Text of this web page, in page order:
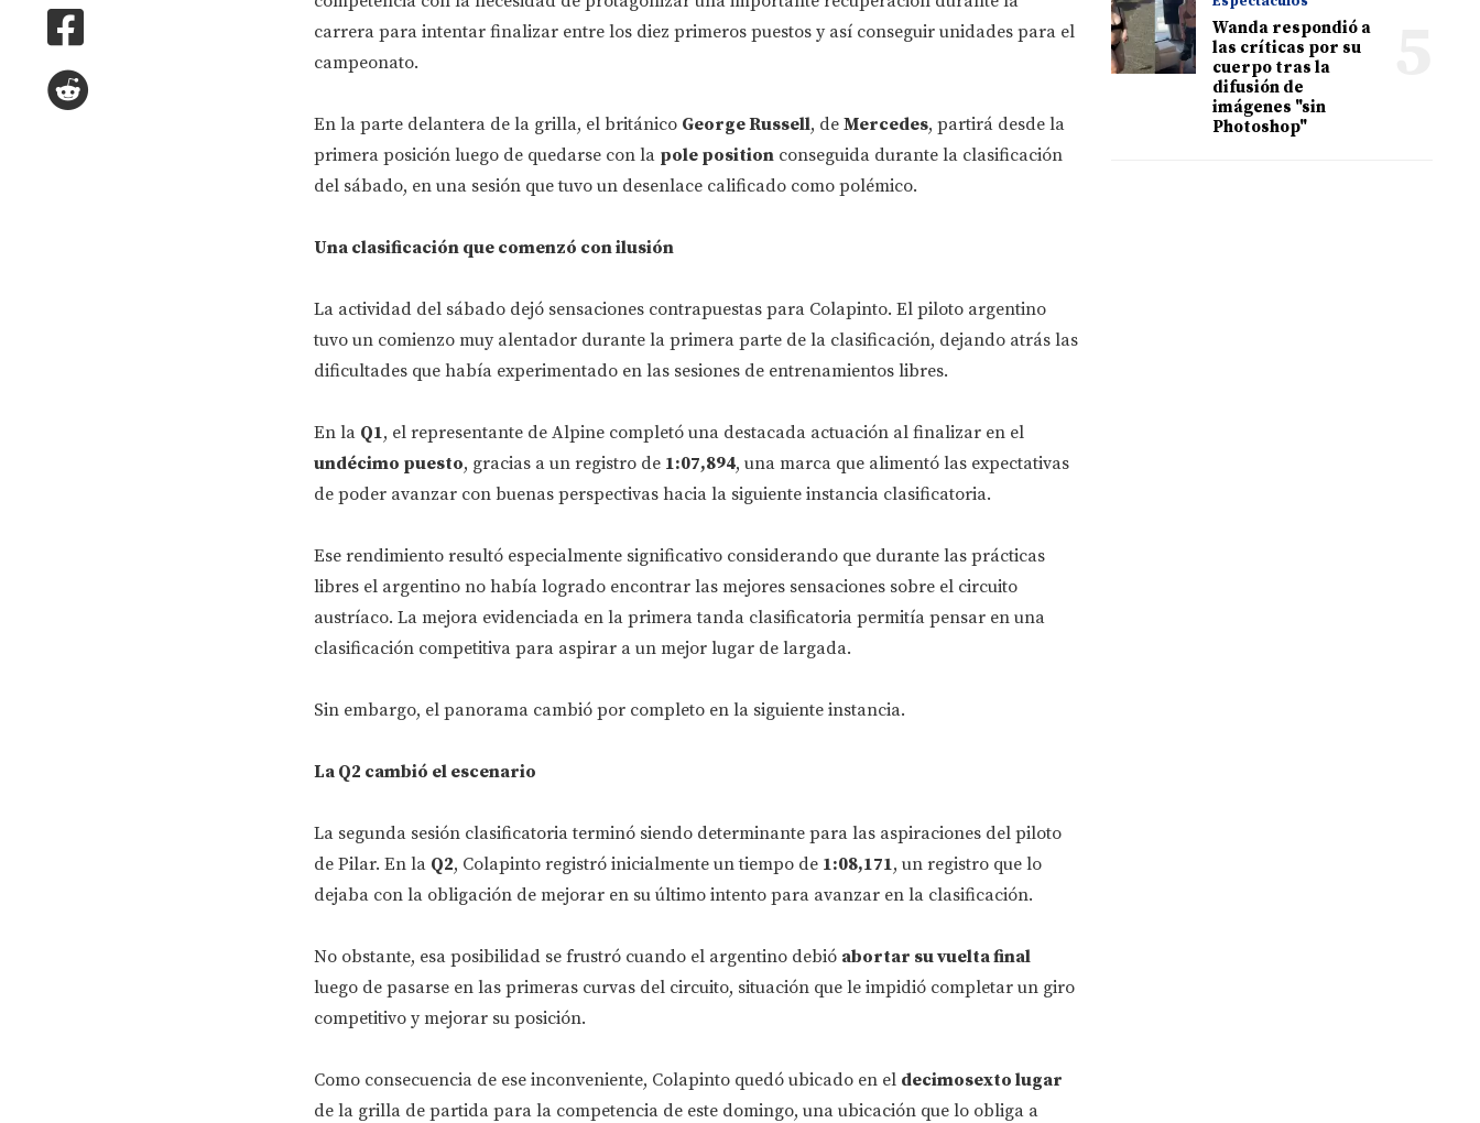
carrera para intentar finalizar entre los diez primeros puestos y así conseguir unidades para el
campeonato.
En la parte delantera de la grilla, el británico George Russell, de Mercedes, partirá desde la
primera posición luego de quedarse con la pole positionconseguida durante la clasificación
del sábado, en una sesión que tuvo un desenlace calificado como polémico.
Una clasificación que comenzó con ilusión
La actividad del sábado dejó sensaciones contrapuestas para Colapinto. El piloto argentino
tuvo un comienzo muy alentador durante la primera parte de la clasificación, dejando atrás las
dificultades que había experimentado en las sesiones de entrenamientos libres.
En la Q1, el representante de Alpine completó una destacada actuación al finalizar en el
undécimo puesto, gracias a un registro de 1:07,894, una marca que alimentó las expectativas
de poder avanzar con buenas perspectivas hacia la siguiente instancia clasificatoria.
Ese rendimiento resultó especialmente significativo considerando que durante las prácticas
libres el argentino no había logrado encontrar las mejores sensaciones sobre el circuito
austríaco. La mejora evidenciada en la primera tanda clasificatoria permitía pensar en una
clasificación competitiva para aspirar a un mejor lugar de largada.
Sin embargo, el panorama cambió por completo en la siguiente instancia.
La Q2 cambió el escenario
La segunda sesión clasificatoria terminó siendo determinante para las aspiraciones del piloto
de Pilar. En la Q2, Colapinto registró inicialmente un tiempo de 1:08,171, un registro que lo
dejaba con la obligación de mejorar en su último intento para avanzar en la clasificación.
No obstante, esa posibilidad se frustró cuando el argentino debió abortar su vuelta final
luego de pasarse en las primeras curvas del circuito, situación que le impidió completar un giro
competitivo y mejorar su posición.
Como consecuencia de ese inconveniente, Colapinto quedó ubicado en el decimosexto lugar
de la grilla de partida para la competencia de este domingo, una ubicación que lo obliga a
Wanda respondió a
las críticas por su
cuerpo tras la
difusión de
imágenes "sin
Photoshop"